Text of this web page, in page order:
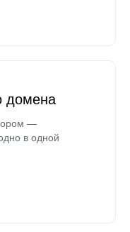
домена
—
в одной